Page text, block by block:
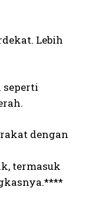
Lebih
dengan
termasuk